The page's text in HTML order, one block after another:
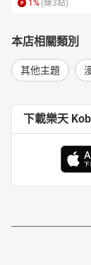
1 % (賺3點)
本店相關類別
其他主題
下載樂天